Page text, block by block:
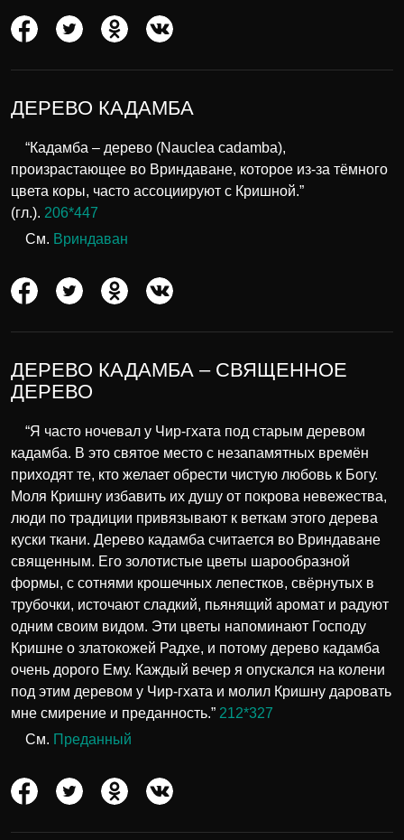
ДЕРЕВО КАДАМБА
“Кадамба – дерево (Nauclea cadamba),
произрастающее во Вриндаване, которое из-за тёмного
цвета коры, часто ассоциируют с Кришной.”
(гл.). 206*447
См. Вриндаван
ДЕРЕВО КАДАМБА – СВЯЩЕННОЕ
ДЕРЕВО
“Я часто ночевал у Чир-гхата под старым деревом
кадамба. В это святое место с незапамятных времён
приходят те, кто желает обрести чистую любовь к Богу.
Моля Кришну избавить их душу от покрова невежества,
люди по традиции привязывают к веткам этого дерева
куски ткани. Дерево кадамба считается во Вриндаване
священным. Его золотистые цветы шарообразной
формы, с сотнями крошечных лепестков, свёрнутых в
трубочки, источают сладкий, пьянящий аромат и радуют
одним своим видом. Эти цветы напоминают Господу
Кришне о златокожей Радхе, и потому дерево кадамба
очень дорого Ему. Каждый вечер я опускался на колени
под этим деревом у Чир-гхата и молил Кришну даровать
мне смирение и преданность.” 212*327
См. Преданный